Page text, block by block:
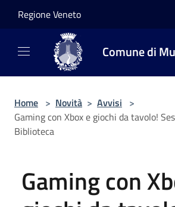
Regione Veneto
Comune di
Home > Novità > Avvisi >
Gaming con Xbox e giochi da tavolo!
Biblioteca
Gaming con